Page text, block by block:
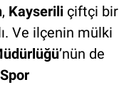
, Kayseriliçiftçi bir
Ve ilçenin mülki
’nün de